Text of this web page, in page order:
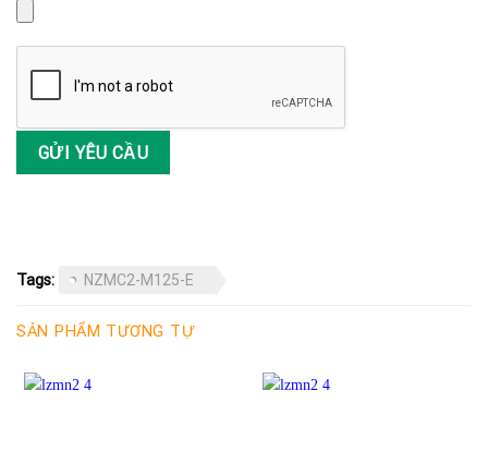
Tags: NZMC2-M125-E
SẢN PHẨM TƯƠNG TỰ